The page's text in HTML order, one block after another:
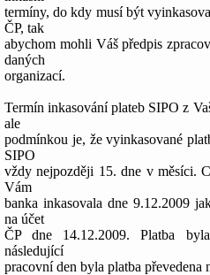
termíny, do kdy musí být
ČP, tak
abychom mohli Váš předpis
daných
organizací.
Termín inkasování plateb SIPO z
ale
podmínkou je, že vyinkasované
SIPO
vždy nejpozději 15. dne v měsíci.
Vám
banka inkasovala dne 9.12.2009
na účet
ČP dne 14.12.2009. Platba
následující
pracovní den byla platba převedena